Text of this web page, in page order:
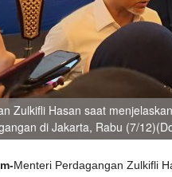
Zulkifli Hasan saat
di Jakarta, Rabu (7/
Menteri Perdagangan Zulkifli